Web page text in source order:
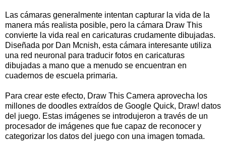
Las cámaras generalmente intentan capturar la vida de la
manera más realista posible, pero la cámara Draw This
convierte la vida real en caricaturas crudamente dibujadas.
Diseñada por Dan Mcnish, esta cámara interesante utiliza
una red neuronal para traducir fotos en caricaturas
dibujadas a mano que a menudo se encuentran en
cuadernos de escuela primaria.
Para crear este efecto, Draw This Camera aprovecha los
millones de doodles extraídos de Google Quick, Draw! datos
del juego. Estas imágenes se introdujeron a través de un
procesador de imágenes que fue capaz de reconocer y
categorizar los datos del juego con una imagen tomada.